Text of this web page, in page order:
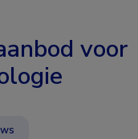
voor